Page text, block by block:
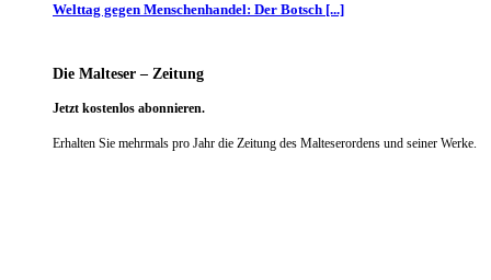
Welttag gegen Menschenhandel: Der Botsch [...]
Die Malteser – Zeitung
Jetzt kostenlos abonnieren.
Erhalten Sie mehrmals pro Jahr die Zeitung des Malteserordens und seiner Werke.